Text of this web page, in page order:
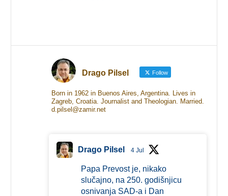
Drago Pilsel Follow
Born in 1962 in Buenos Aires, Argentina. Lives in
Zagreb, Croatia. Journalist and Theologian. Married.
d.pilsel@zamir.net
Drago Pilsel 4 Jul
Papa Prevost je, nikako
slučajno, na 250. godišnjicu
osnivanja SAD-a i Dan